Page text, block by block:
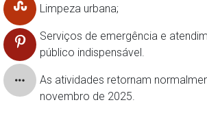
Limpeza urbana;
Serviços de emergência e
público indispensável.
As atividades retornam
novembro de 2025.